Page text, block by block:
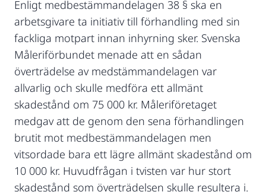
Enligt medbestämmandelagen 38 § ska en
arbetsgivare ta initiativ till förhandling med sin
fackliga motpart innan inhyrning sker. Svenska
Måleriförbundet menade att en sådan
överträdelse av medstämmandelagen var
allvarlig och skulle medföra ett allmänt
skadestånd om 75 000 kr. Måleriföretaget
medgav att de genom den sena förhandlingen
brutit mot medbestämmandelagen men
vitsordade bara ett lägre allmänt skadestånd om
10 000 kr. Huvudfrågan i tvisten var hur stort
skadestånd som överträdelsen skulle resultera i.